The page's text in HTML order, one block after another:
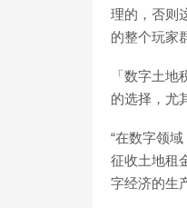
理的，否则
的整个玩家
「数字土
的选择，尤
“在数字领
征收土地租
字经济的生